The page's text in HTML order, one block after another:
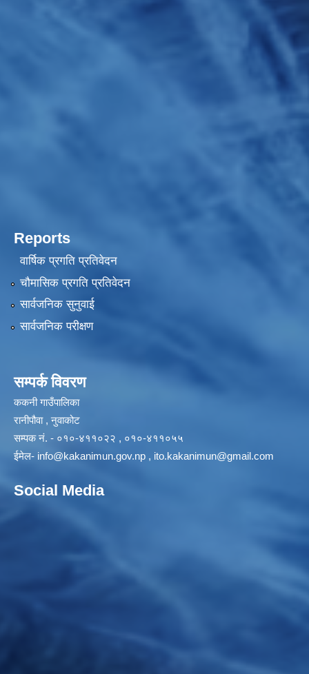
Reports
वार्षिक प्रगति प्रतिवेदन
चौमासिक प्रगति प्रतिवेदन
सार्वजनिक सुनुवाई
सार्वजनिक परीक्षण
सम्पर्क विवरण
ककनी गाउँपालिका
रानीपौवा , नुवाकोट
सम्पक नं. - ०१०-४११०२२ , ०१०-४११०५५
ईमेल- info@kakanimun.gov.np , ito.kakanimun@gmail.com
Social Media